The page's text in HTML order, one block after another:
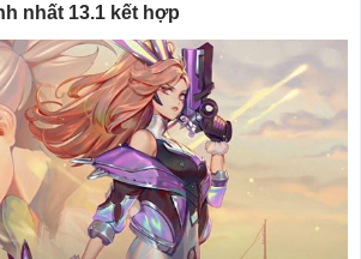
nhất 13.1 kết hợp